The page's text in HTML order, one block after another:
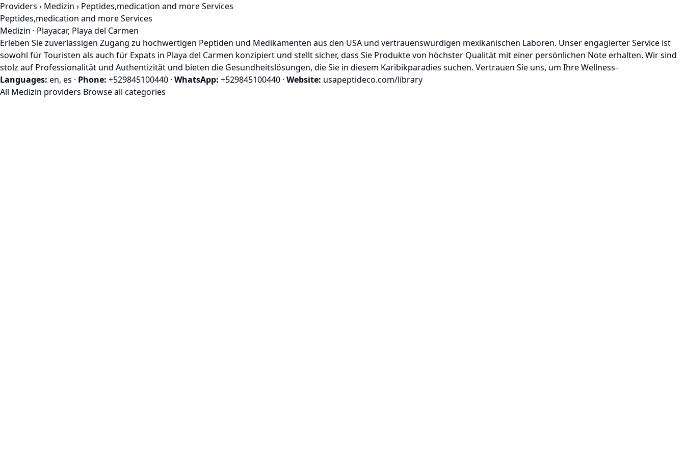
Providers › Medizin › Peptides,medication and more Services
Peptides,medication and more Services
Medizin · Playacar, Playa del Carmen
Erleben Sie zuverlässigen Zugang zu hochwertigen Peptiden und Medikamenten aus den USA und vertrauenswürdigen mexikanischen Laboren. Unser engagierter Service ist
sowohl für Touristen als auch für Expats in Playa del Carmen konzipiert und stellt sicher, dass Sie Produkte von höchster Qualität mit einer persönlichen Note erhalten. Wir sind
stolz auf Professionalität und Authentizität und bieten die Gesundheitslösungen, die Sie in diesem Karibikparadies suchen. Vertrauen Sie uns, um Ihre Wellness-
Languages: en, es · Phone: +529845100440 · WhatsApp: +529845100440 · Website: usapeptideco.com/library
All Medizin providers Browse all categories